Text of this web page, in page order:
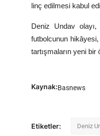
linç edilmesi kabul
Deniz Undav olayı,
futbolcunun
tartışmaların yeni bir
Kaynak:Basnews
Etiketler: Deniz